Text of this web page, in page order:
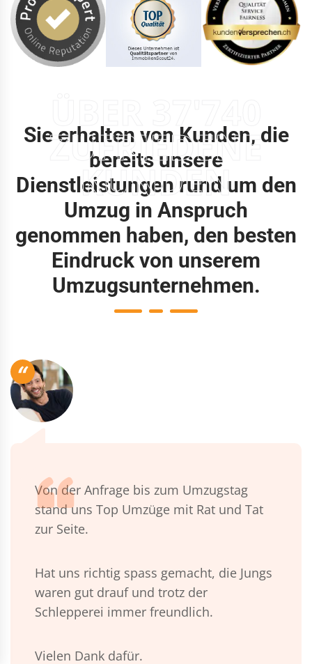
ZUFRIEDENE
KUNDEN
Sie erhalten von Kunden, die
bereits unsere
Dienstleistungen rund um den
Umzug in Anspruch
genommen haben, den besten
Eindruck von unserem
Umzugsunternehmen.
“
Von der Anfrage bis zum Umzugstag
stand uns Top Umzüge mit Rat und Tat
zur Seite.
Hat uns richtig spass gemacht, die Jungs
waren gut drauf und trotz der
Schlepperei immer freundlich.
Vielen Dank dafür.